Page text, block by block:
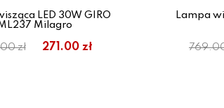
LED 30W GIRO
Milagro
zł 271.00 zł
Lampa